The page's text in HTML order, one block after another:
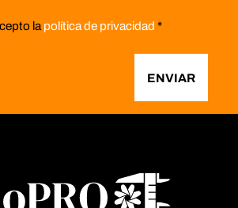
la política de privacidad *
ENVIAR